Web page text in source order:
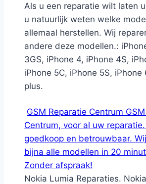
Als u een reparatie wilt laten
u natuurlijk weten welke
allemaal herstellen. Wij
andere deze modellen.:
3GS, iPhone 4, iPhone 4S,
iPhone 5C, iPhone 5S, iPhone
plus.
GSM Reparatie Centrum
Centrum, voor al uw
goedkoop en betrouwbaar.
bijna alle modellen in 20
Zonder afspraak!
Nokia Lumia Reparaties.